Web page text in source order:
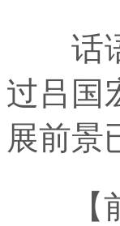
话语
过吕国
展前景
【前